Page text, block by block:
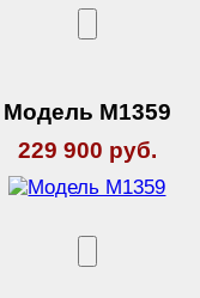
Модель М1359
229 900 руб.